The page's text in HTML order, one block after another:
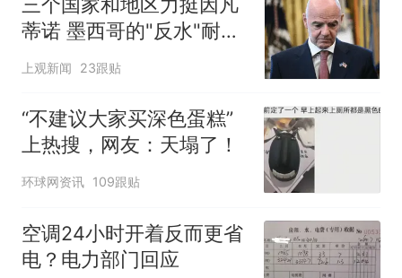
蒂诺 墨西哥的"反水"耐人
寻味
上观新闻 23跟贴
“不建议大家买深色蛋糕”
上热搜，网友：天塌了！
环球网资讯 109跟贴
空调24小时开着反而更省
电？电力部门回应